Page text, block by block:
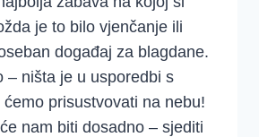
je to bilo vjenčanje ili
događaj za blagdane.
– ništa je u usporedbi s
prisustvovati na nebu!
nam biti dosadno – sjediti